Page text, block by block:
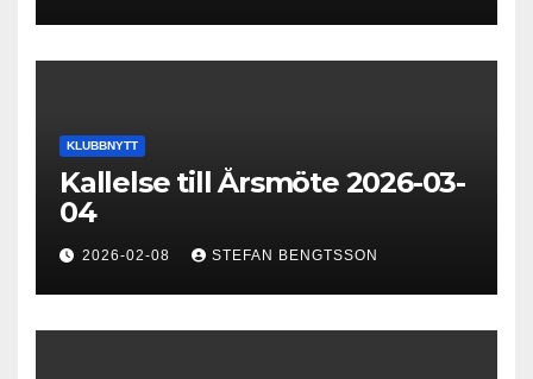
KLUBBNYTT
Kallelse till Årsmöte 2026-03-
04
2026-02-08 STEFAN BENGTSSON